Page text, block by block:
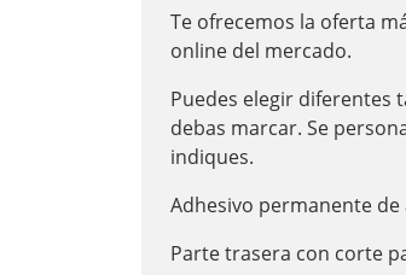
Te ofrecemos la oferta
online del mercado.
Puedes elegir diferentes
debas marcar. Se
indiques.
Adhesivo permanente de
Parte trasera con corte